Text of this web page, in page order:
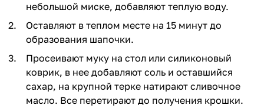
небольшой миске, добавляют теплую воду.
Оставляют в теплом месте на 15 минут до
образования шапочки.
Просеивают муку на стол или силиконовый
коврик, в нее добавляют соль и оставшийся
сахар, на крупной терке натирают сливочное
масло. Все перетирают до получения крошки.